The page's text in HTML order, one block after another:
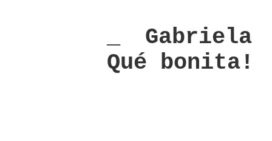
_ Gabriela
Qué bonita!